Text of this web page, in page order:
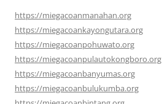
https://miegacoanmanahan.org
https://miegacoankayongutara.org
https://miegacoanpohuwato.org
https://miegacoanpulautokongboro.org
https://miegacoanbanyumas.org
https://miegacoanbulukumba.org